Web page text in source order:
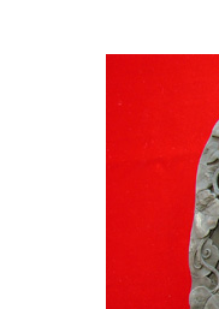
坑仔